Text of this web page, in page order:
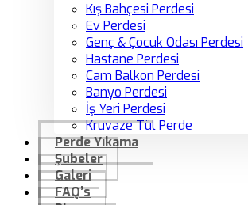
Kış Bahçesi Perdesi
Ev Perdesi
Genç & Çocuk Odası Perdesi
Hastane Perdesi
Cam Balkon Perdesi
Banyo Perdesi
İş Yeri Perdesi
Kruvaze Tül Perde
Perde Yıkama
Şubeler
Galeri
FAQ’s